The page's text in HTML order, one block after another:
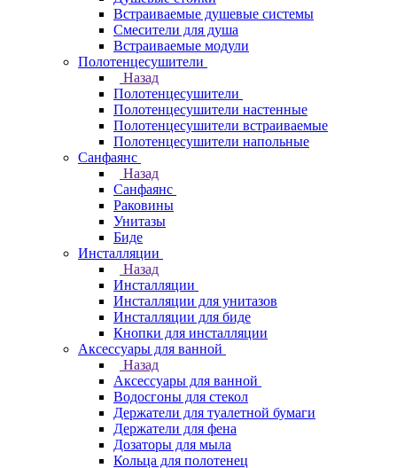
Встраиваемые душевые системы
Смесители для душа
Встраиваемые модули
Полотенцесушители
Назад
Полотенцесушители
Полотенцесушители настенные
Полотенцесушители встраиваемые
Полотенцесушители напольные
Санфаянс
Назад
Санфаянс
Раковины
Унитазы
Биде
Инсталляции
Назад
Инсталляции
Инсталляции для унитазов
Инсталляции для биде
Кнопки для инсталляции
Аксессуары для ванной
Назад
Аксессуары для ванной
Водосгоны для стекол
Держатели для туалетной бумаги
Держатели для фена
Дозаторы для мыла
Кольца для полотенец